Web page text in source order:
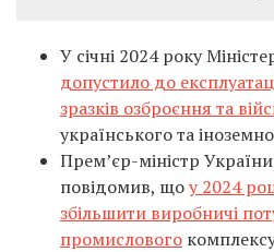
У січні 2024 року
допустило до
зразків озброєння та
українського та
Прем’єр-міністр
повідомив, щоу 2024
збільшити виробничі
промислового